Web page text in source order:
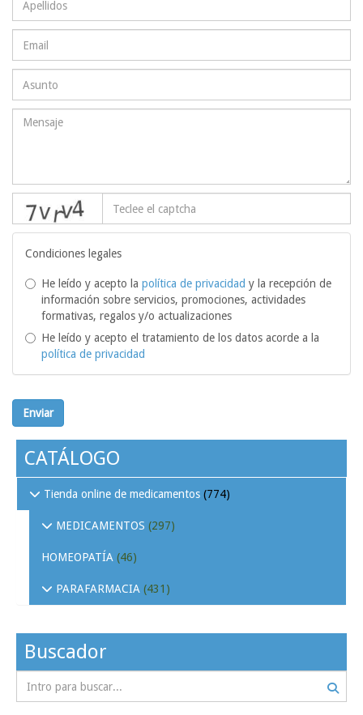
Condiciones legales
He leído y acepto la política de privacidad y la recepción de
información sobre servicios, promociones, actividades
formativas, regalos y/o actualizaciones
He leído y acepto el tratamiento de los datos acorde a la
política de privacidad
Enviar
CATÁLOGO
Tienda online de medicamentos (774)
MEDICAMENTOS (297)
HOMEOPATÍA (46)
PARAFARMACIA (431)
Buscador